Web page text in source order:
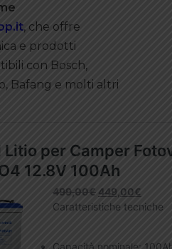
, che offre
e prodotti
con Bosch,
Bafang e molti altri